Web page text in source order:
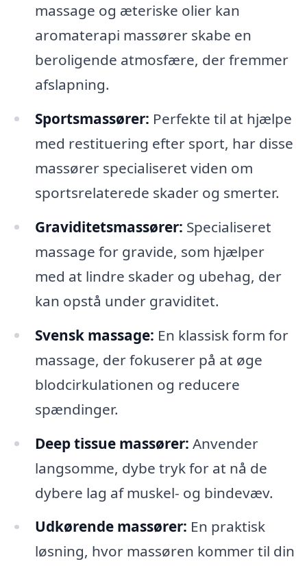
massage og æteriske olier kan
aromaterapi massører skabe en
beroligende atmosfære, der fremmer
afslapning.
Sportsmassører: Perfekte til at hjælpe
med restituering efter sport, har disse
massører specialiseret viden om
sportsrelaterede skader og smerter.
Graviditetsmassører: Specialiseret
massage for gravide, som hjælper
med at lindre skader og ubehag, der
kan opstå under graviditet.
Svensk massage: En klassisk form for
massage, der fokuserer på at øge
blodcirkulationen og reducere
spændinger.
Deep tissue massører: Anvender
langsomme, dybe tryk for at nå de
dybere lag af muskel- og bindevæv.
Udkørende massører: En praktisk
løsning, hvor massøren kommer til din